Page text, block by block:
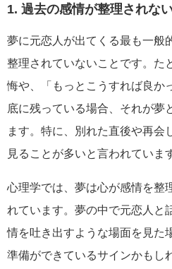
1. 過去の感情が整理されな
夢に元恋人が出てくる最も一般
整理されていないことです。た
悔や、「もっとこうすれば良か
底に残っている場合、それが夢
ます。特に、別れた直後や再会
見ることが多いと言われていま
心理学では、夢は心が感情を整
れています。夢の中で元恋人と
情を吐き出すような場面を見た
準備ができているサインかもし